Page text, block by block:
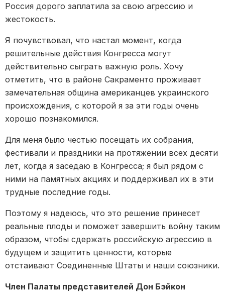
Россия дорого заплатила за свою агрессию и
жестокость.
Я почувствовал, что настал момент, когда
решительные действия Конгресса могут
действительно сыграть важную роль. Хочу
отметить, что в районе Сакраменто проживает
замечательная община американцев украинского
происхождения, с которой я за эти годы очень
хорошо познакомился.
Для меня было честью посещать их собрания,
фестивали и праздники на протяжении всех десяти
лет, когда я заседаю в Конгресса; я был рядом с
ними на памятных акциях и поддерживал их в эти
трудные последние годы.
Поэтому я надеюсь, что это решение принесет
реальные плоды и поможет завершить войну таким
образом, чтобы сдержать российскую агрессию в
будущем и защитить ценности, которые
отстаивают Соединенные Штаты и наши союзники.
Член Палаты представителей Дон Бэйкон